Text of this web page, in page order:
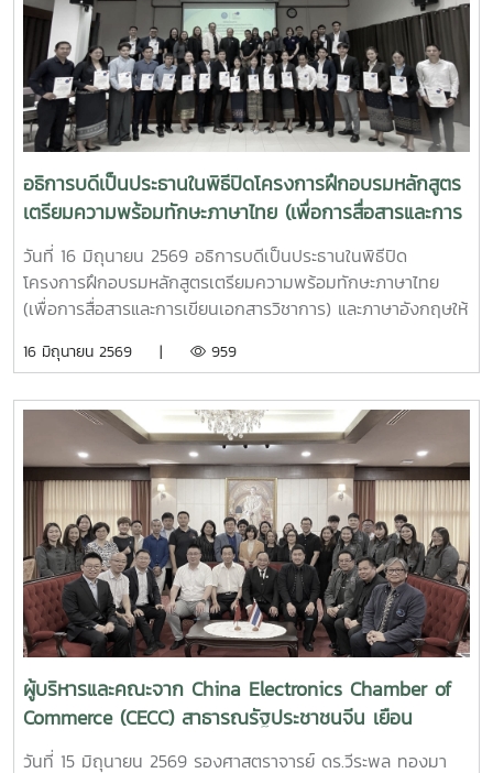
อธิการบดีเป็นประธานในพิธีปิดโครงการฝึกอบรมหลักสูตร
เตรียมความพร้อมทักษะภาษาไทย (เพื่อการสื่อสารและการ
เขียนเอกสารวิชาการ) และภาษาอังกฤษให้แก่ผู้รับทุน
รัฐบาลไทยระดับปริญญาโท
วันที่ 16 มิถุนายน 2569 อธิการบดีเป็นประธานในพิธีปิด
โครงการฝึกอบรมหลักสูตรเตรียมความพร้อมทักษะภาษาไทย
(เพื่อการสื่อสารและการเขียนเอกสารวิชาการ) และภาษาอังกฤษให้
ทรัพยากรมนุษย์ ภายใต้แผนงานความร่วมมือเพื่อการพัฒนาไทย
การสนับสนุนงบประมาณจากกรมความร่วมมือระหว่างประเทศ
กระทรวงการต่างประเทศ จัดฝึกอบรมให้แก่ผู้รับทุนรัฐบาลไทย
จากสาธารณรัฐประชาธิปไตยประชาชนลาว จำนวน 22 ราย
ระหว่างวันที่ 18 พฤษภาคม - 18 มิถุนายน 2569 ภายหลังจาก
การฝึกอบรมผู้รับทุนจะไปศึกษาระดับปริญญาโท ณ มหาวิทยาลัย
ต่าง ๆ ในประเทศไทยต่อไป
16 มิถุนายน 2569 | 959
ผู้บริหารและคณะจาก China Electronics Chamber of
Commerce (CECC) สาธารณรัฐประชาชนจีน เยือน
มหาวิทยาลัย
วันที่ 15 มิถุนายน 2569 รองศาสตราจารย์ ดร.วีระพล ทองมา